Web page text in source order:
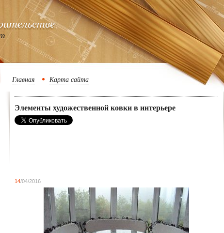
Главная Карта сайта
Элементы художественной ковки в интерьере
14/04/2016